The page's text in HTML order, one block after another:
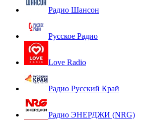
Радио Шансон
Русское Радио
Love Radio
Радио Русский Край
Радио ЭНЕРДЖИ (NRG)